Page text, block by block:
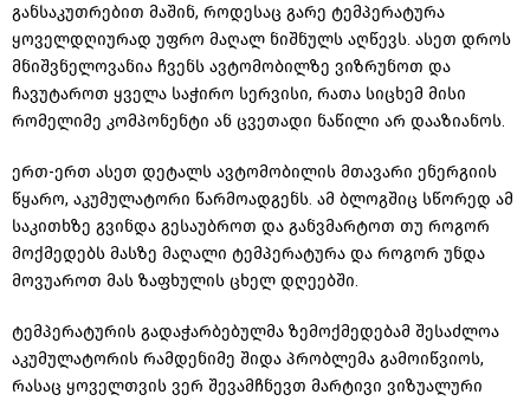
განსაკუთრებით მაშინ, როდესაც გარე ტემპერატურა
ყოველდღიურად უფრო მაღალ ნიშნულს აღწევს. ასეთ დროს
მნიშვნელოვანია ჩვენს ავტომობილზე ვიზრუნოთ და
ჩავუტაროთ ყველა საჭირო სერვისი, რათა სიცხემ მისი
რომელიმე კომპონენტი ან ცვეთადი ნაწილი არ დააზიანოს.
ერთ-ერთ ასეთ დეტალს ავტომობილის მთავარი ენერგიის
წყარო, აკუმულატორი წარმოადგენს. ამ ბლოგშიც სწორედ ამ
საკითხზე გვინდა გესაუბროთ და განვმარტოთ თუ როგორ
მოქმედებს მასზე მაღალი ტემპერატურა და როგორ უნდა
მოვუაროთ მას ზაფხულის ცხელ დღეებში.
ტემპერატურის გადაჭარბებულმა ზემოქმედებამ შესაძლოა
აკუმულატორის რამდენიმე შიდა პრობლემა გამოიწვიოს,
რასაც ყოველთვის ვერ შევამჩნევთ მარტივი ვიზუალური